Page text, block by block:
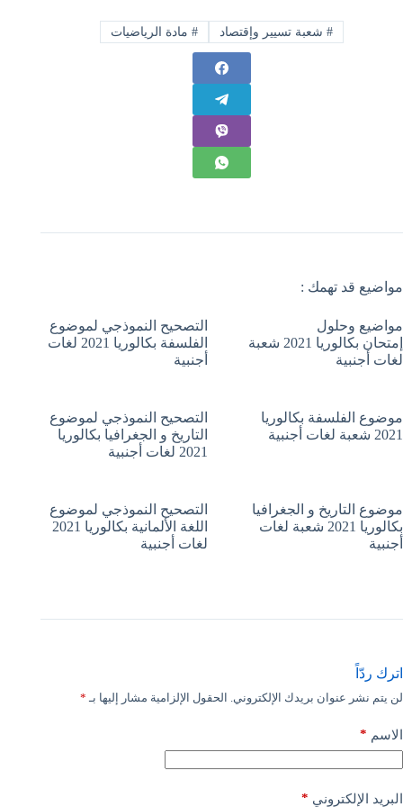
# شعبة تسيير وإقتصاد #مادة الرياضيات
مواضيع قد تهمك :
مواضيع وحلول
إمتحان بكالوريا 2021 شعبة
لغات أجنبية
التصحيح النموذجي لموضوع
الفلسفة بكالوريا 2021 لغات
أجنبية
موضوع الفلسفة بكالوريا
2021 شعبة لغات أجنبية
التصحيح النموذجي لموضوع
التاريخ و الجغرافيا بكالوريا
2021 لغات أجنبية
موضوع التاريخ و الجغرافيا
بكالوريا 2021 شعبة لغات
أجنبية
التصحيح النموذجي لموضوع
اللغة الألمانية بكالوريا 2021
لغات أجنبية
اترك ردّاً
لن يتم نشر عنوان بريدك الإلكتروني. الحقول الإلزامية مشار إليها بـ *
الاسم *
البريد الإلكتروني *